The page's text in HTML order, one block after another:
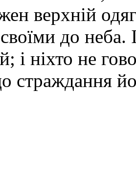
верхній
до неба.
і ніхто не
страждання